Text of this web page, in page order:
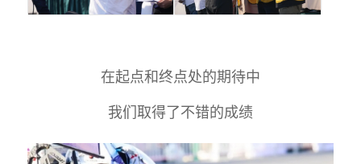
在起点和终点处的期待中
我们取得了不错的成绩